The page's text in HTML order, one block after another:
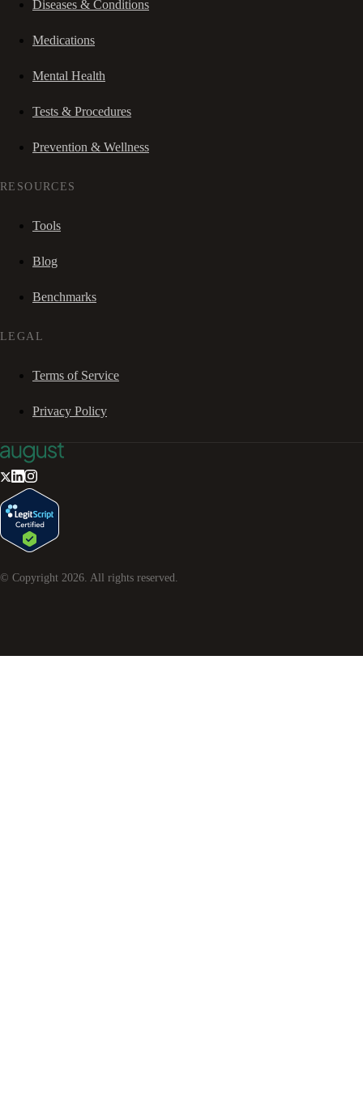
Diseases & Conditions
Medications
Mental Health
Tests & Procedures
Prevention & Wellness
RESOURCES
Tools
Blog
Benchmarks
LEGAL
Terms of Service
Privacy Policy
© Copyright 2026 . All rights reserved.